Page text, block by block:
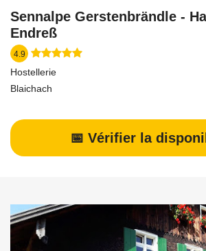
Sennalpe Gerstenbrändle -
Endreß
4.9
Hostellerie
Blaichach
📅 Vérifier la